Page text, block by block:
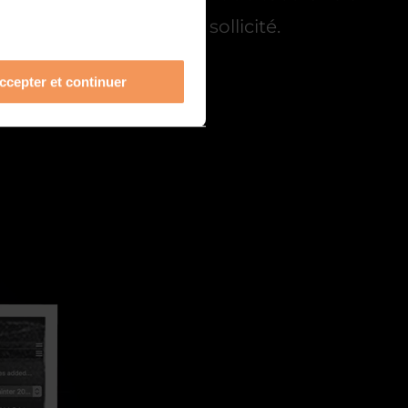
et continuer
un autre logiciel très sollicité.